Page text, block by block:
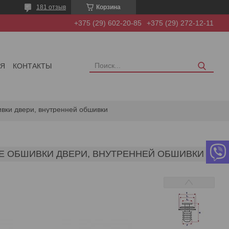
Корзина
181 отзыв
+375 (29) 602-20-85 +375 (29) 272-12-11
КОНТАКТЫ
двери, внутренней обшивки
ОБШИВКИ ДВЕРИ, ВНУТРЕННЕЙ ОБШИВКИ